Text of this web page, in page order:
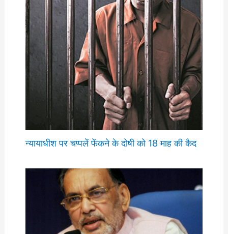
न्यायाधीश पर चप्पलें फेंकने के दोषी को 18 माह की कैद